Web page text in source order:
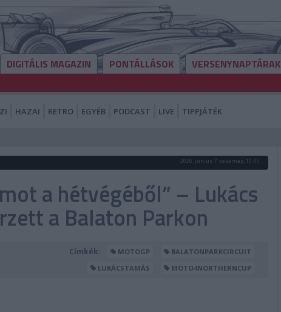
DIGITÁLIS MAGAZIN PONTÁLLÁSOK VERSENYNAPTÁRAK
HAZAI RETRO EGYÉB PODCAST LIVE TIPPJÁTÉK
2026. június 7. vasárnap, 10:45
a hétvégéből” – Lukács
a Balaton Parkon
Címkék: MOTOGP
BALATONPARKCIRCUIT
LUKÁCSTAMÁS
MOTO4NORTHERNCUP